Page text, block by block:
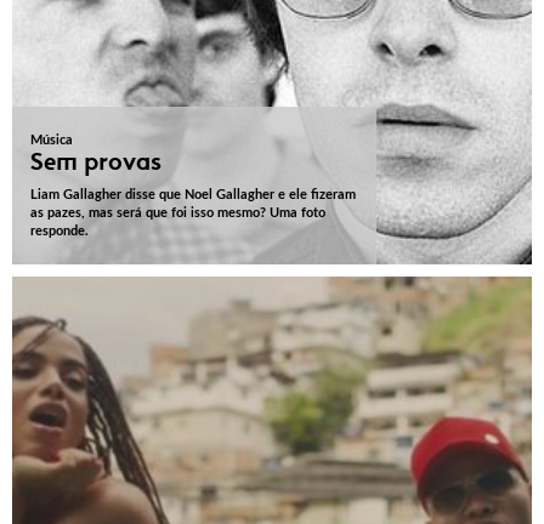
Música
Sem provas
Liam Gallagher disse que Noel Gallagher e ele fizeram
as pazes, mas será que foi isso mesmo? Uma foto
responde.